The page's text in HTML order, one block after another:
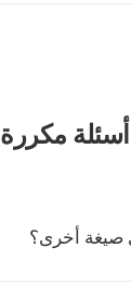
أسئلة مكررة